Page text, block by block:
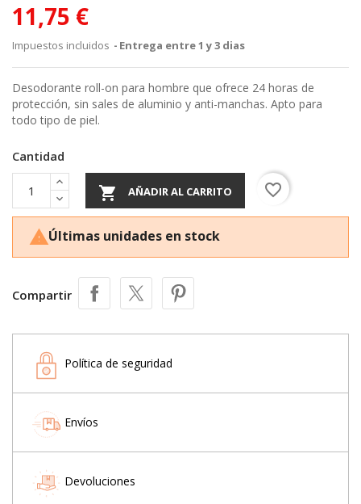
11,75 €
Impuestos incluidos Entrega entre 1 y 3 dias
Desodorante roll-on para hombre que ofrece 24 horas de
protección, sin sales de aluminio y anti-manchas. Apto para
todo tipo de piel.
Cantidad
 AÑADIR AL CARRITO favorite_border
Últimas unidades en stock
Compartir
Política de seguridad
Envíos
Devoluciones